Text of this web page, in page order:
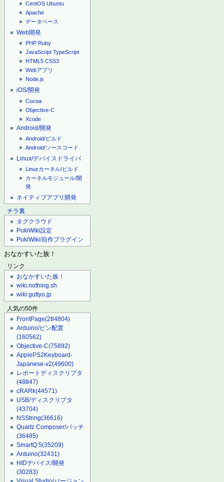
CentOS Ubuntu
Apache
データベース
Web開発
PHP Ruby
JavaScript TypeScript
HTML5 CSS3
Webアプリ
Node.js
iOS/開発
Cocoa
Objective-C
Xcode
Android/開発
Android/ビルド
Android/ソースコード
Linux/デバイスドライバ
Linuxカーネル/ビルド
カーネルモジュール/開
発
ネイティブアプリ開発
チラ裏
タグクラウド
PukiWiki設定
PukiWiki/自作プラグイン
おなかすいた族！
リンク
おなかすいた族！
wiki.nothing.sh
wiki.guttyo.jp
人気の50件
FrontPage(284804)
Arduino/ピン配置
(160562)
Objective-C(75892)
ApplePS2Keyboard-
Japanese-v2(49600)
レポートディスクリプタ
(48847)
cRARk(44571)
USB/ディスクリプタ
(43704)
NSString(36616)
Quartz Composer/パッチ
(36485)
SmartQ 5(35209)
Arduino(32431)
HIDデバイス/開発
(30283)